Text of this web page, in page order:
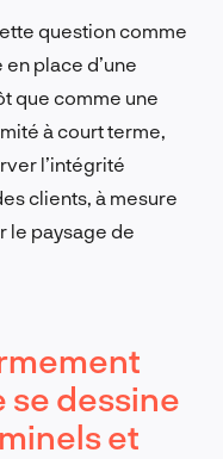
question comme
place d’une
que comme une
à court terme,
l’intégrité
clients, à mesure
le paysage de
se dessine
et